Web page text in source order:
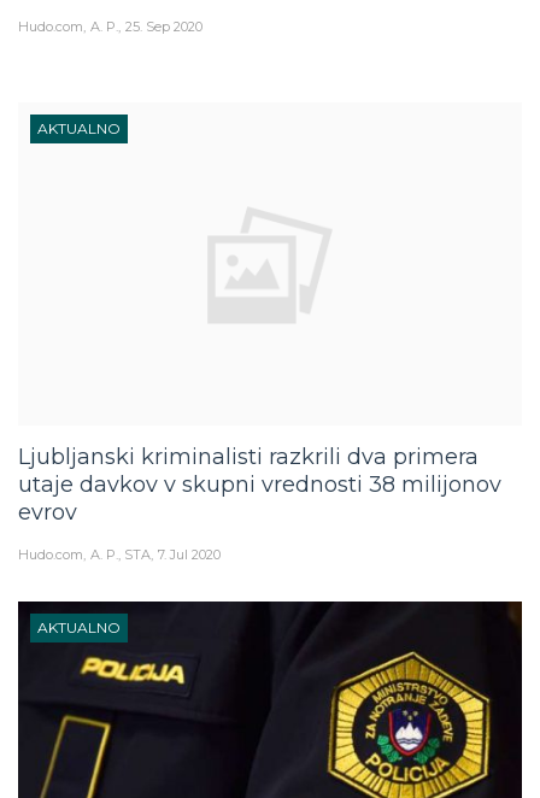
Hudo.com A. P. 25. Sep 2020
AKTUALNO
Ljubljanski kriminalisti razkrili dva primera
utaje davkov v skupni vrednosti 38 milijonov
evrov
Hudo.com A. P., STA 7. Jul 2020
AKTUALNO